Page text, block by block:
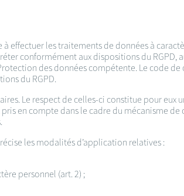
effectuer les traitements de données à
conformément aux dispositions du
des données compétente. Le code
du RGPD.
Le respect de celles-ci constitue pour
en compte dans le cadre du mécanisme
les modalités d’application relatives :
personnel (art. 2) ;